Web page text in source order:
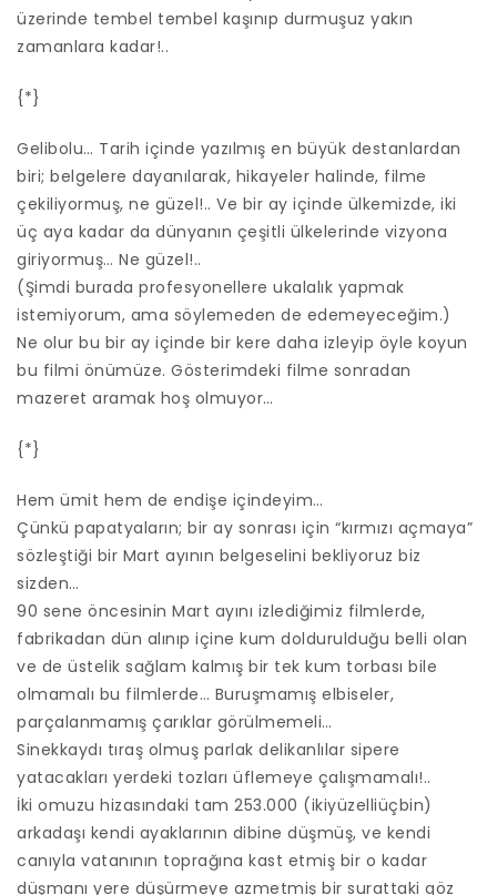
üzerinde tembel tembel kaşınıp durmuşuz yakın
zamanlara kadar!..
{*}
Gelibolu… Tarih içinde yazılmış en büyük destanlardan
biri; belgelere dayanılarak, hikayeler halinde, filme
çekiliyormuş, ne güzel!.. Ve bir ay içinde ülkemizde, iki
üç aya kadar da dünyanın çeşitli ülkelerinde vizyona
giriyormuş… Ne güzel!..
(Şimdi burada profesyonellere ukalalık yapmak
istemiyorum, ama söylemeden de edemeyeceğim.)
Ne olur bu bir ay içinde bir kere daha izleyip öyle koyun
bu filmi önümüze. Gösterimdeki filme sonradan
mazeret aramak hoş olmuyor…
{*}
Hem ümit hem de endişe içindeyim…
Çünkü papatyaların; bir ay sonrası için “kırmızı açmaya”
sözleştiği bir Mart ayının belgeselini bekliyoruz biz
sizden…
90 sene öncesinin Mart ayını izlediğimiz filmlerde,
fabrikadan dün alınıp içine kum doldurulduğu belli olan
ve de üstelik sağlam kalmış bir tek kum torbası bile
olmamalı bu filmlerde… Buruşmamış elbiseler,
parçalanmamış çarıklar görülmemeli…
Sinekkaydı tıraş olmuş parlak delikanlılar sipere
yatacakları yerdeki tozları üflemeye çalışmamalı!..
İki omuzu hizasındaki tam 253.000 (ikiyüzelliüçbin)
arkadaşı kendi ayaklarının dibine düşmüş, ve kendi
canıyla vatanının toprağına kast etmiş bir o kadar
düşmanı yere düşürmeye azmetmiş bir surattaki göz